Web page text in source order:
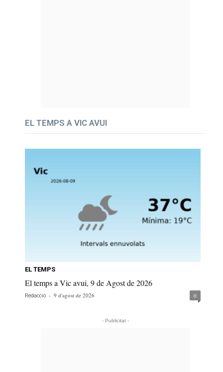
EL TEMPS A VIC AVUI
EL TEMPS
El temps a Vic avui, 9 de Agost de 2026
Redacció - 9 d'agost de 2026 0
- Publicitat -